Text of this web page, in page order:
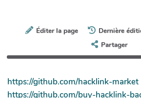
Éditer la page
Dernière
Partager
https://github.com/hacklink-market
https://github.com/buy-hacklink-